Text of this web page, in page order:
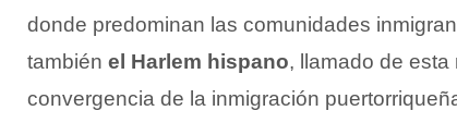
donde predominan las comunidades
también el Harlem hispano, llamado de
convergencia de la inmigración